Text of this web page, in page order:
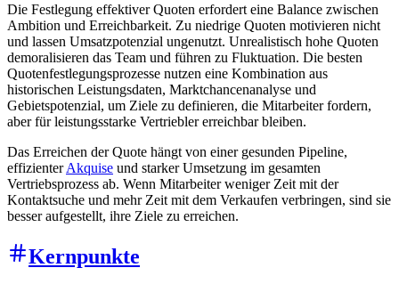
Die Festlegung effektiver Quoten erfordert eine Balance zwischen
Ambition und Erreichbarkeit. Zu niedrige Quoten motivieren nicht
und lassen Umsatzpotenzial ungenutzt. Unrealistisch hohe Quoten
demoralisieren das Team und führen zu Fluktuation. Die besten
Quotenfestlegungsprozesse nutzen eine Kombination aus
historischen Leistungsdaten, Marktchancenanalyse und
Gebietspotenzial, um Ziele zu definieren, die Mitarbeiter fordern,
aber für leistungsstarke Vertriebler erreichbar bleiben.
Das Erreichen der Quote hängt von einer gesunden Pipeline,
effizienterAkquise und starker Umsetzung im gesamten
Vertriebsprozess ab. Wenn Mitarbeiter weniger Zeit mit der
Kontaktsuche und mehr Zeit mit dem Verkaufen verbringen, sind sie
besser aufgestellt, ihre Ziele zu erreichen.
Kernpunkte